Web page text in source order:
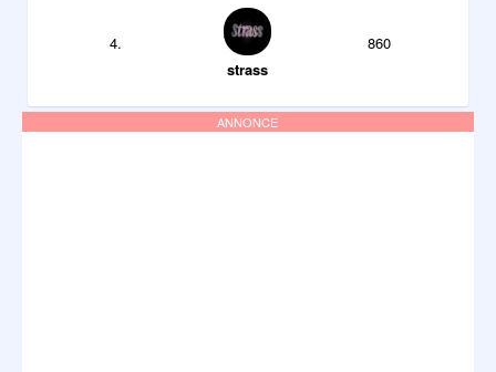
4.
strass
860
ANNONCE